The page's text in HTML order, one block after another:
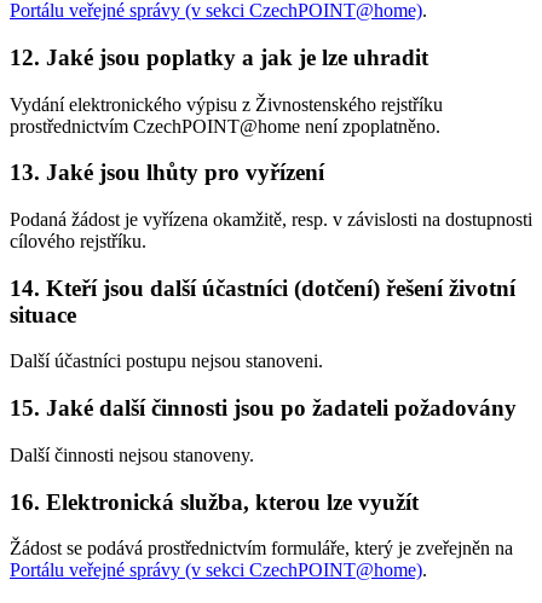
Portálu veřejné správy (v sekci CzechPOINT@home).
12. Jaké jsou poplatky a jak je lze uhradit
Vydání elektronického výpisu z Živnostenského rejstříku
prostřednictvím CzechPOINT@home není zpoplatněno.
13. Jaké jsou lhůty pro vyřízení
Podaná žádost je vyřízena okamžitě, resp. v závislosti na dostupnosti
cílového rejstříku.
14. Kteří jsou další účastníci (dotčení) řešení životní
situace
Další účastníci postupu nejsou stanoveni.
15. Jaké další činnosti jsou po žadateli požadovány
Další činnosti nejsou stanoveny.
16. Elektronická služba, kterou lze využít
Žádost se podává prostřednictvím formuláře, který je zveřejněn na
Portálu veřejné správy (v sekci CzechPOINT@home).